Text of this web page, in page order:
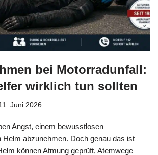
bei Motorradunfall:
wirklich tun sollten
Juni 2026
Angst, einem bewusstlosen
Helm abzunehmen. Doch genau das ist
können Atmung geprüft, Atemwege